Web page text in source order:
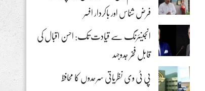
فرض شناس اور باکردار افسر
انجینئرنگ سے قیادت تک: احسن اقبال کی
قابل فخر جدوجہد
پی ٹی وی نظریاتی سرحدوں کا محافظ